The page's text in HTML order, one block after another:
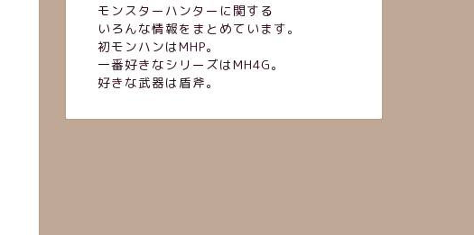
モンスターハンターに関する
いろんな情報をまとめています。
初モンハンはMHP。
一番好きなシリーズはMH4G。
好きな武器は盾斧。